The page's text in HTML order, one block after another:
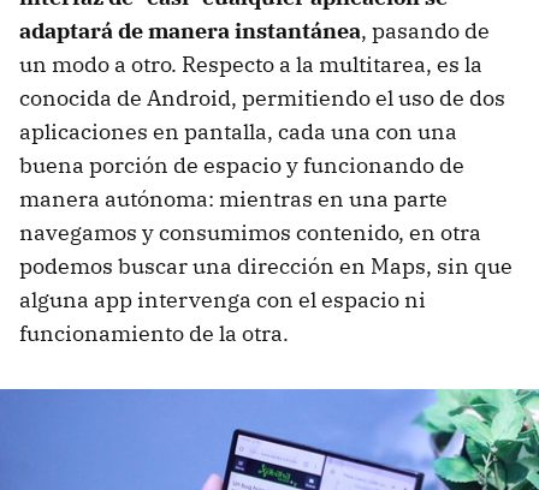
adaptará de manera instantánea, pasando de
un modo a otro. Respecto a la multitarea, es la
conocida de Android, permitiendo el uso de dos
aplicaciones en pantalla, cada una con una
buena porción de espacio y funcionando de
manera autónoma: mientras en una parte
navegamos y consumimos contenido, en otra
podemos buscar una dirección en Maps, sin que
alguna app intervenga con el espacio ni
funcionamiento de la otra.